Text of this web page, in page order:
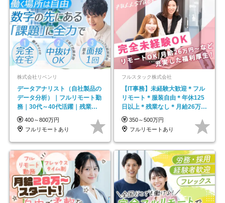
株式会社リベンリ
データアナリスト（自社製品の
データ分析）｜フルリモート勤
務｜30代～40代活躍｜残業少
なめ｜子育て社員多数活躍
400～800万円
フルリモートあり
フルスタック株式会社
【IT事務】未経験大歓迎＊フル
リモート＊服装自由＊年休125
日以上＊残業なし＊月給26万円
以上
350～500万円
フルリモートあり